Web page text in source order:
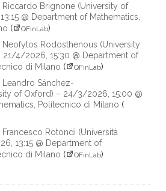
Riccardo Brignone (University of
@ Department of Mathematics,
( QFinLab)
Neofytos Rodosthenous (University
4/2026, 15:30 @ Department of
di Milano ( QFinLab)
Leandro Sánchez-
of Oxford) – 24/3/2026, 15:00 @
Politecnico di Milano (
Rotondi (Università
13:15 @ Department of
di Milano ( QFinLab)